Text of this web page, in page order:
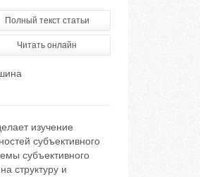
Полный текст статьи
Читать онлайн
изучение
субъективного
субъективного
структуру и